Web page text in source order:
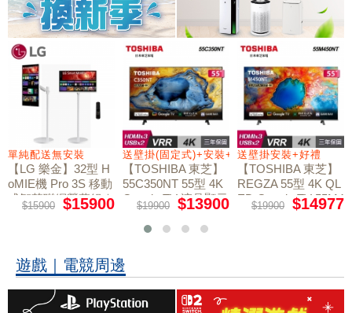
禮
單純配送無安裝
【LG 樂金】32型 H
oMIE機 Pro 3S 移動
式智慧聯網螢幕組｜
單純配送
$15900 $15900
送壁掛(固定式)+安裝+好禮贈
【TOSHIBA 東芝】
55C350NT 55型 4K
Google TV 液晶顯示
器｜含壁掛(固定式)
+安裝
$19900 $13900
送壁掛安裝+好禮
【TOSHIBA 東芝】
REGZA 55型 4K QL
ED Google TV 55M4
50NT液晶顯示器｜
$19900 $14977
遊戲｜電競周邊